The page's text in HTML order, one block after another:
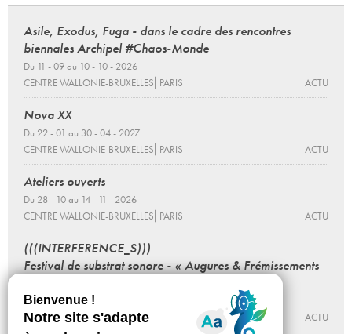
Asile, Exodus, Fuga - dans le cadre des rencontres
biennales Archipel #Chaos-Monde
Du 11 - 09 au 10 - 10 - 2026
CENTRE WALLONIE-BRUXELLES⎜PARIS
ACTU
Nova XX
Du 22 - 01 au 30 - 04 - 2027
CENTRE WALLONIE-BRUXELLES⎜PARIS
ACTU
Ateliers ouverts
Du 28 - 10 au 14 - 11 - 2026
CENTRE WALLONIE-BRUXELLES⎜PARIS
ACTU
(((INTERFERENCE_S)))
Festival de substrat sonore - « Augures & Frémissements
Du 22 - 05 au 19 - 08 - 2026
CENTRE WALLONIE-BRUXELLES⎜PARIS
ACTU